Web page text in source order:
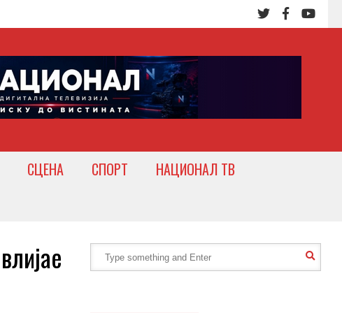
СЦЕНА СПОРТ
НАЦИОНАЛ ТВ